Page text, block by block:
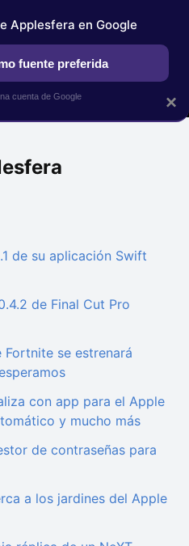
NUEVO
APPLESFERA SELECCIÓN
de su aplicación Swift
de Final Cut Pro
se estrenará
con app para el Apple
y mucho más
de contraseñas para
a los jardines del Apple
×
Applesfera en Google
fuente preferida
cuenta de Google